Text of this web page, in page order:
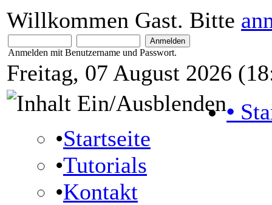
Willkommen Gast. Bitte
Anmelden mit Benutzername und Passwort.
Freitag, 07 August 2026
•
•Startseite
•Tutorials
•Kontakt